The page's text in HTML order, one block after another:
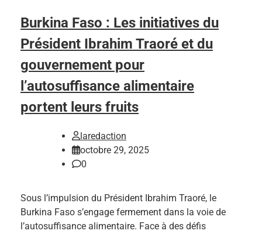
Burkina Faso : Les initiatives du
Président Ibrahim Traoré et du
gouvernement pour
l’autosuffisance alimentaire
portent leurs fruits
laredaction
octobre 29, 2025
0
Sous l’impulsion du Président Ibrahim Traoré, le
Burkina Faso s’engage fermement dans la voie de
l’autosuffisance alimentaire. Face à des défis